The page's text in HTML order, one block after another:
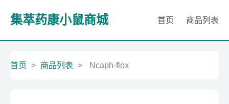
集萃药康小鼠商城 首页 商品列表
首页 > 商品列表 > Ncaph-flox